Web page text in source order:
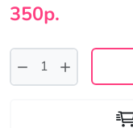
350р.